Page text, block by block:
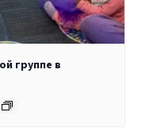
группе в